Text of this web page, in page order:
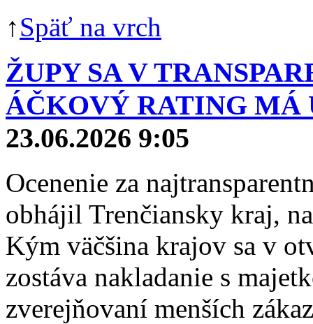
↑Späť na vrch
ŽUPY SA V
ÁČKOVÝ RATING MÁ
23.06.2026 9:05
Ocenenie za
obhájil Trenčiansky kraj,
Kým väčšina krajov sa v
zostáva nakladanie s
zverejňovaní menších